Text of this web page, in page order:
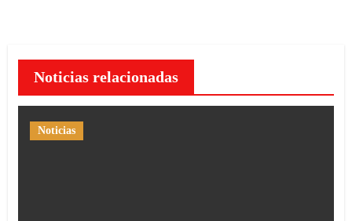
Noticias relacionadas
Noticias